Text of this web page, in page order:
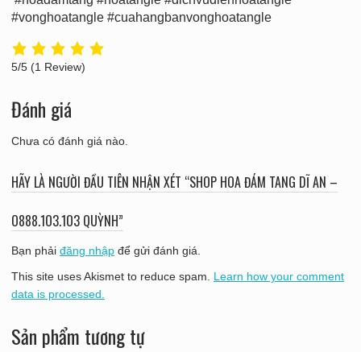
#vonghoatangle #cuahangbanvonghoatangle
5/5 (1 Review)
Đánh giá
Chưa có đánh giá nào.
HÃY LÀ NGƯỜI ĐẦU TIÊN NHẬN XÉT “SHOP HOA ĐÁM TANG DĨ AN –
O888.1O3.1O3 QUỲNH”
Bạn phải đăng nhậpđể gửi đánh giá.
This site uses Akismet to reduce spam. Learn how your comment
data is processed.
Sản phẩm tương tự